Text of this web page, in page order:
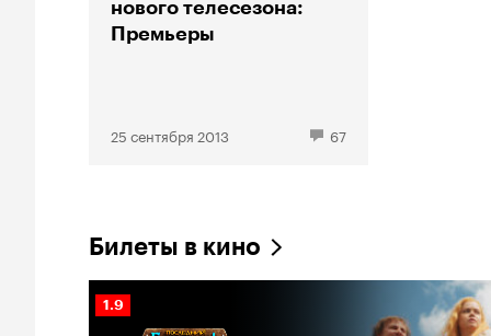
нового телесезона:
Премьеры
25 сентября 2013 67
Билеты в кино
Рейтинг
Кинопоиска
1.9